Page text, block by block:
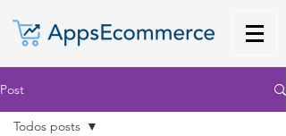
Post
Todos posts